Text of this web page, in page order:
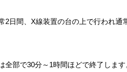
2日間、X線装置の台の上で行われ通
全部で30分～1時間ほどで終了しま